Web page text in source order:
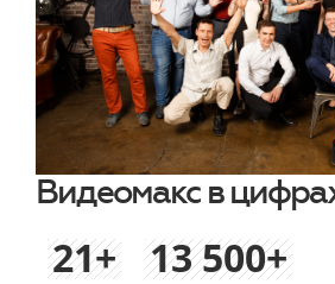
Видеомакс в
21+ 13 500+